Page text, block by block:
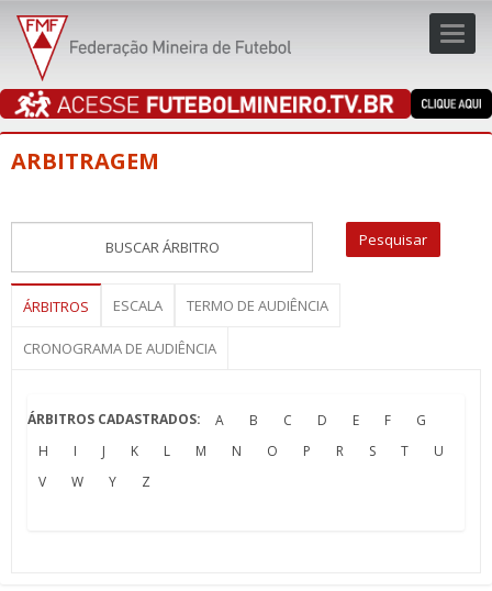
ARBITRAGEM
ÁRBITROS ESCALA TERMO DE AUDIÊNCIA
CRONOGRAMA DE AUDIÊNCIA
ÁRBITROS CADASTRADOS: A B C D E F
G
H
I J K L M N O P R S T
U
V
W Y Z